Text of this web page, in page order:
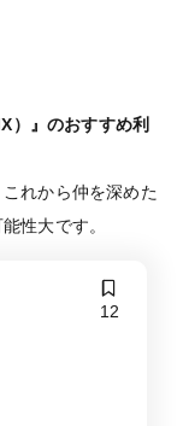
）』のおすすめ利
れから仲を深めた
性大です。
12